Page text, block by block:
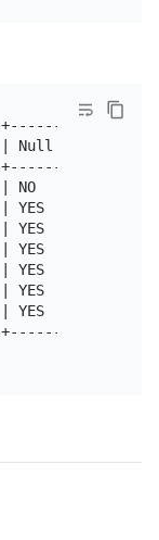
+------
| Key  |
+------
| PRI  |
| YES  |      |
| YES  |      |
YES  |      |
| YES  |      |
| YES  |      |
| YES  |      |
+------